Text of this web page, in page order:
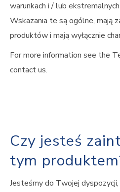
warunkach i / lub
Wskazania te są ogólne, mają
produktów i mają wyłącznie
For more information see the
contact us.
Czy jesteś
tym
Jesteśmy do Twojej dyspozycji,